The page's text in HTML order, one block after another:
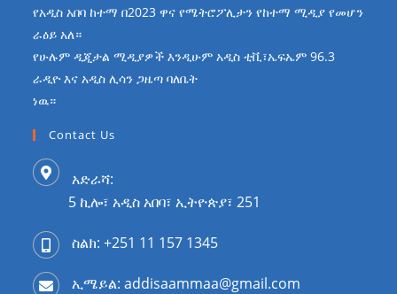
የአዲስ አበባ ከተማ በ2023 ዋና የሜትሮፖሊታን የከተማ ሚዲያ የመሆን
ራዕይ አለ።
የሁሉም ዲጂታል ሚዲያዎች እንዲሁም አዲስ ቲቪ፣ኤፍኤም 96.3
ራዲዮ እና አዲስ ሊሳን ጋዜጣ ባለቤት
ነዉ።
Contact Us
አድራሻ:
5 ኪሎ፣ አዲስ አበባ፣ ኢትዮጵያ፣ 251
ስልክ: +251 11 157 1345
ኢሜይል: addisaammaa@gmail.com